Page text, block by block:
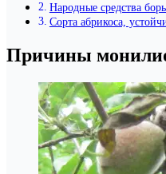
Народные средства
Сорта абрикоса,
Причины